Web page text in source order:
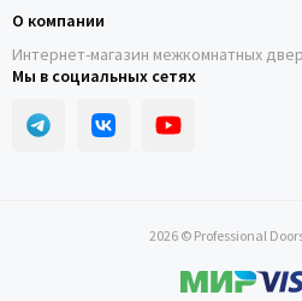
О компании
Интернет-магазин межкомнатных
Мы в социальных сетях
2026 © Professional